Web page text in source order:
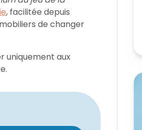
, facilitée depuis
de changer
uniquement aux